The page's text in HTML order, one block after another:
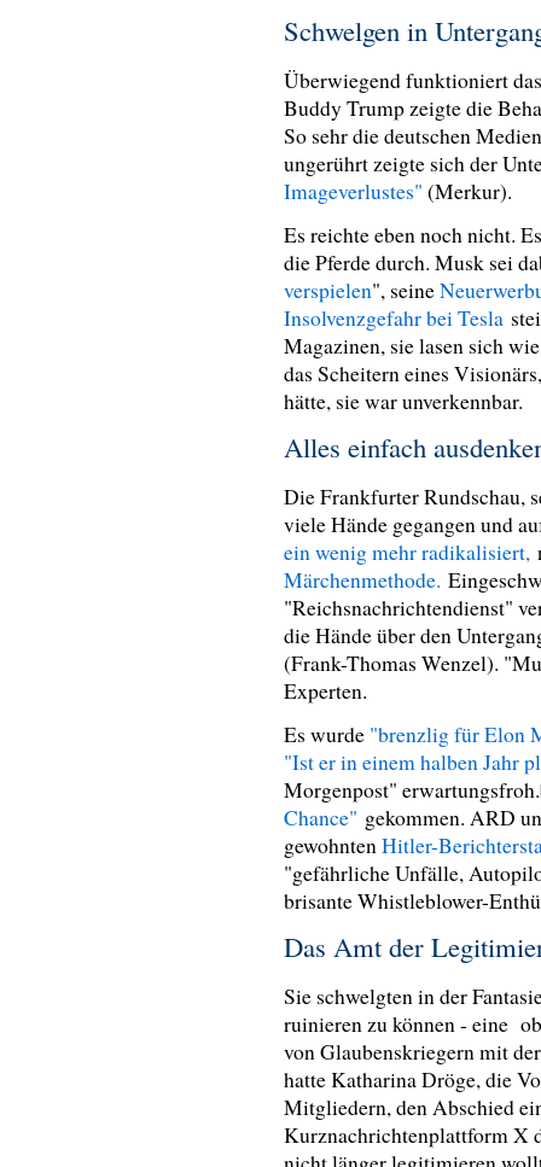
Schwelgen in
Überwiegend funktioniert
Buddy Trump zeigte die
So sehr die deutschen
ungerührt zeigte sich der
Imageverlustes" (Merkur).
Es reichte eben noch nicht.
die Pferde durch. Musk sei
verspielen", seine
Insolvenzgefahr bei Tesla
Magazinen, sie lasen sich
das Scheitern eines
hätte, sie war unverkennbar.
Alles einfach
Die Frankfurter Rundschau,
viele Hände gegangen und
ein wenig mehr radikalisiert,
Märchenmethode.
"Reichsnachrichtendienst"
die Hände über den
(Frank-Thomas Wenzel).
Experten.
Es wurde "brenzlig für Elon
"Ist er in einem halben Jahr
Morgenpost" erwartungsfroh.
Chance" gekommen. ARD
gewohnten Hitler-
"gefährliche Unfälle,
brisante Whistleblower-
Das Amt der
Sie schwelgten in der
ruinieren zu können - eine
von Glaubenskriegern mit
hatte Katharina Dröge, die
Mitgliedern, den Abschied
Kurznachrichtenplattform X